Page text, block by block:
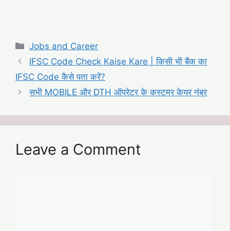
Categories
Jobs and Career
IFSC Code Check Kaise Kare | किसी भी बैंक का
IFSC Code कैसे पता करें?
सभी MOBILE और DTH ऑपरेटर के कस्टमर केयर नंबर
Leave a Comment